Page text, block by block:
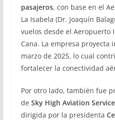
pasajeros, con base en el
La Isabela (Dr. Joaquín
vuelos desde el Aeropuerto
Cana. La empresa proyecta
marzo de 2025, lo cual
fortalecer la conectividad
Por otro lado, también fue
de Sky High Aviation
dirigida por la presidenta